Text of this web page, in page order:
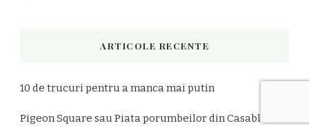
ARTICOLE RECENTE
10 de trucuri pentru a manca mai putin
Pigeon Square sau Piata porumbeilor din Casablanca